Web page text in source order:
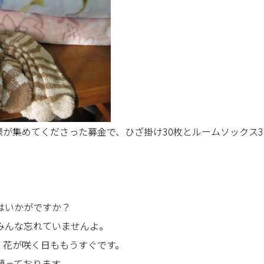
集めてくださった募金で、ひざ掛け30枚とルームソック
かがですか？
な忘れていませんよ。
が咲く日ももうすぐです。